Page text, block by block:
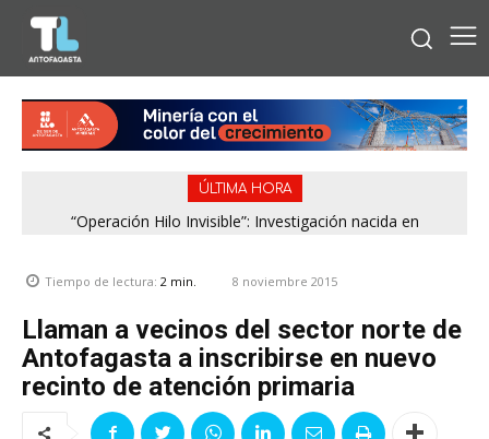
ÚLTIMA HORA
“Operación Hilo Invisible”: Investigación nacida en
Tiempo de lectura: 2 min. 8 noviembre 2015
Llaman a vecinos del sector norte de
Antofagasta a inscribirse en nuevo
recinto de atención primaria